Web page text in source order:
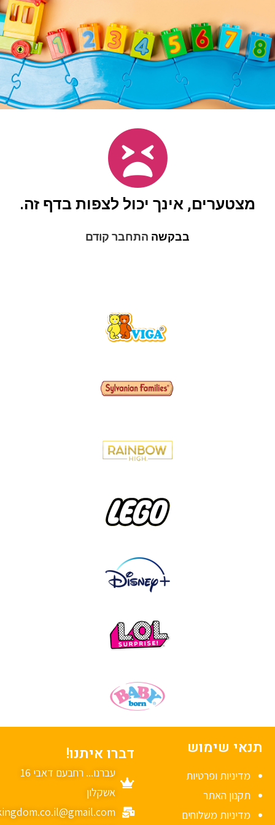
מצטערים, אינך יכול לצפות בדף זה.
בבקשההתחבר קודם
שימוש
מדיניות ופרטיות
תקנון האתר
מדיניות משלוחים
דברו איתנו!
עברנו... רחבעם דאבי 16
אשקלון
mykingdom.co.il@gmail.com